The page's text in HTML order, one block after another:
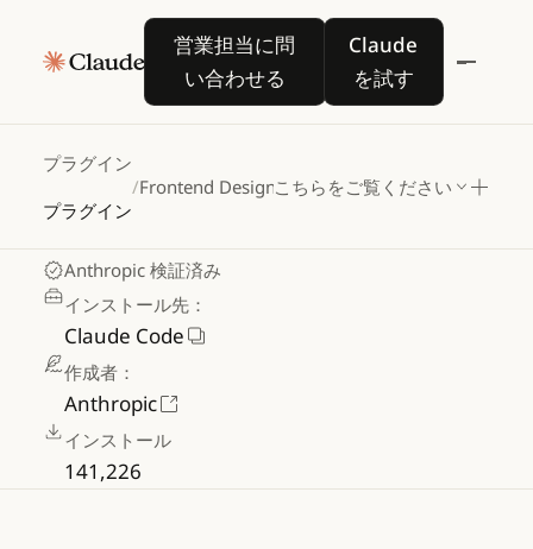
営業担当に問
い合わせる
営業担当に問い合わせる
Claude
を試す
Claude を試す
プラグイン
プラグイン
/Frontend Designこちらをご覧ください
FrontendDesign
特徴的なデザインを備えた、本番環境レ
ベルの高品質なフロントエンドを構築。
汎用的なAI 生成の美学的特性を避け、洗
Anthropic 検証済み
インストール先：
Claude Code
作成者：
Anthropic
インストール
141,226